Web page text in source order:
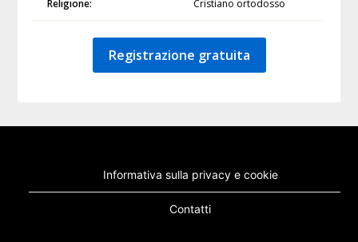
Religione: Cristiano ortodosso
Registrazione gratuita
Informativa sulla privacy e cookie
Contatti